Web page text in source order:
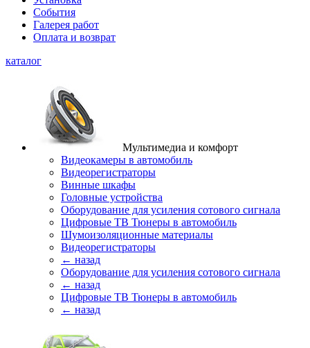
События
Галерея работ
Оплата и возврат
каталог
Мультимедиа и комфорт
Видеокамеры в автомобиль
Видеорегистраторы
Винные шкафы
Головные устройства
Оборудование для усиления сотового сигнала
Цифровые ТВ Тюнеры в автомобиль
Шумоизоляционные материалы
Видеорегистраторы
← назад
Оборудование для усиления сотового сигнала
← назад
Цифровые ТВ Тюнеры в автомобиль
← назад